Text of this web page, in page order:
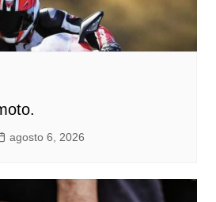
agosto 6, 2026